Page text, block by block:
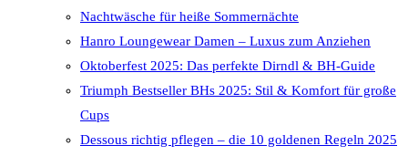
Nachtwäsche für heiße Sommernächte
Hanro Loungewear Damen – Luxus zum Anziehen
Oktoberfest 2025: Das perfekte Dirndl & BH-Guide
Triumph Bestseller BHs 2025: Stil & Komfort für große
Cups
Dessous richtig pflegen – die 10 goldenen Regeln 2025